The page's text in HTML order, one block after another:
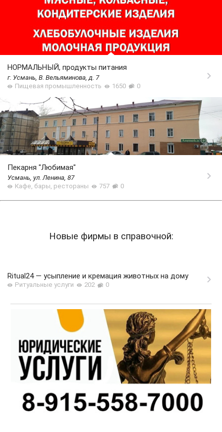
НОРМАЛЬНЫЙ, продукты питания
г. Усмань, В. Вельяминова, д. 7
Пищевая промышленность
1650 0
Пекарня "Любимая"
Усмань, ул. Ленина, 87
Кафе, бары, рестораны
757 0
Новые фирмы в справочной:
Ritual24 — усыпление и кремация животных на дому
Ритуальные услуги 202 0